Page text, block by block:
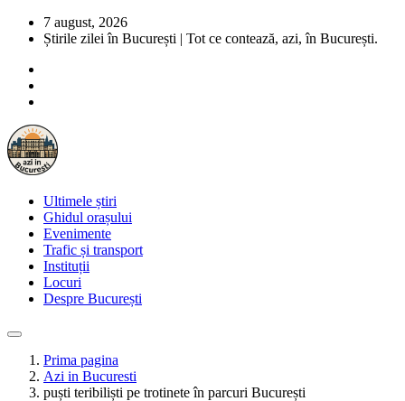
7 august, 2026
Știrile zilei în București | Tot ce contează, azi, în București.
Ultimele știri
Ghidul orașului
Evenimente
Trafic și transport
Instituții
Locuri
Despre București
Prima pagina
Azi in Bucuresti
puști teribiliști pe trotinete în parcuri București